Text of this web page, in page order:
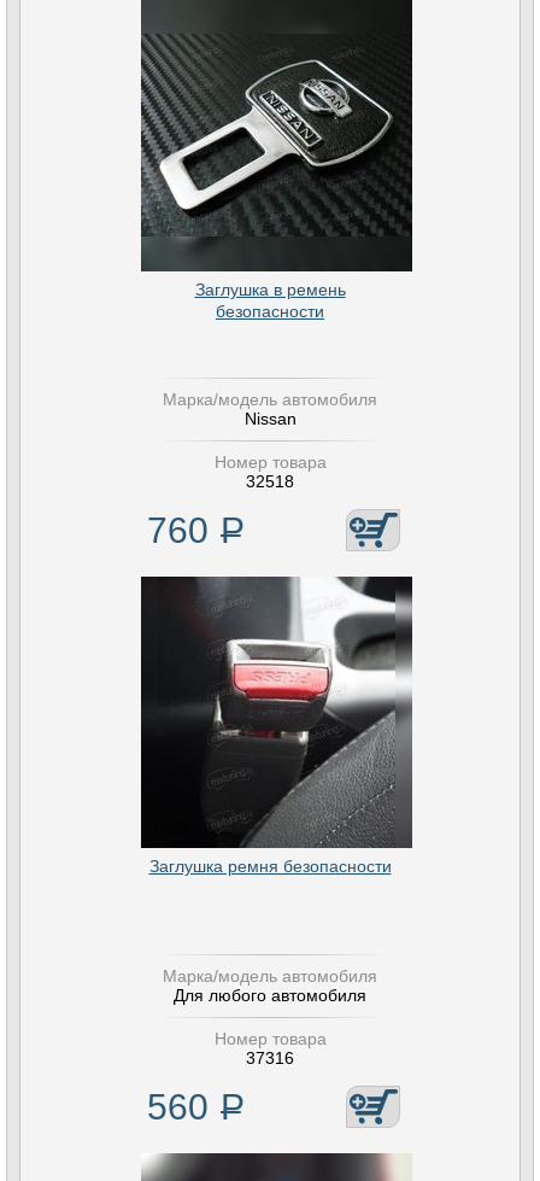
Заглушка в ремень
безопасности
Марка/модель автомобиля
Nissan
Номер товара
32518
760 Р
Заглушка ремня безопасности
Марка/модель автомобиля
Для любого автомобиля
Номер товара
37316
560 Р